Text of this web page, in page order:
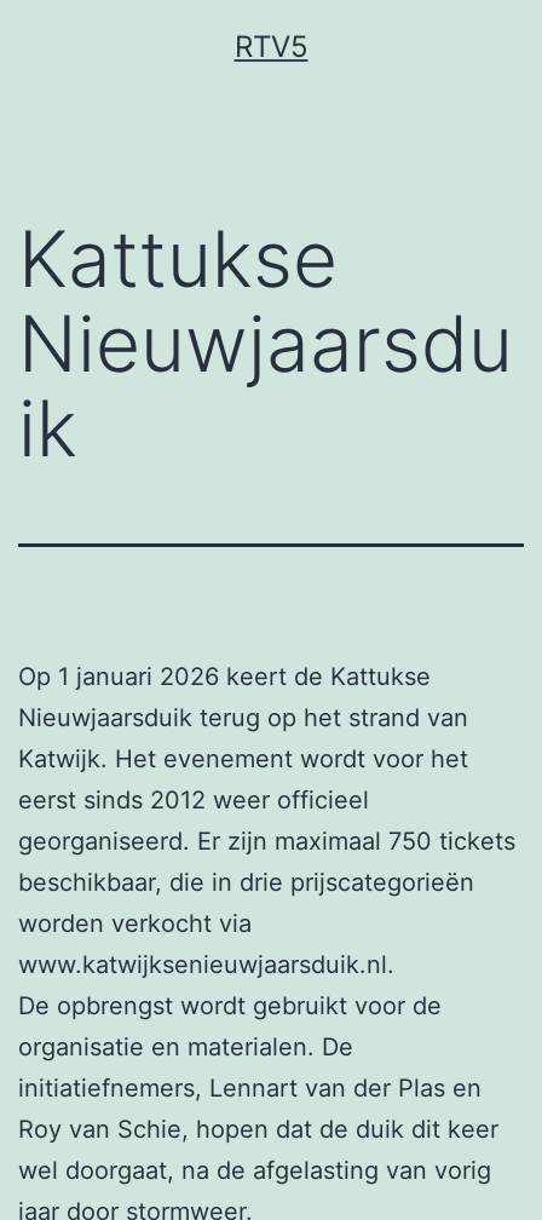
RTV5
Kattukse
Nieuwjaarsdu
ik
Op 1 januari 2026 keert de Kattukse
Nieuwjaarsduik terug op het strand van
Katwijk. Het evenement wordt voor het
eerst sinds 2012 weer officieel
georganiseerd. Er zijn maximaal 750 tickets
beschikbaar, die in drie prijscategorieën
worden verkocht via
www.katwijksenieuwjaarsduik.nl.
De opbrengst wordt gebruikt voor de
organisatie en materialen. De
initiatiefnemers, Lennart van der Plas en
Roy van Schie, hopen dat de duik dit keer
wel doorgaat, na de afgelasting van vorig
jaar door stormweer.